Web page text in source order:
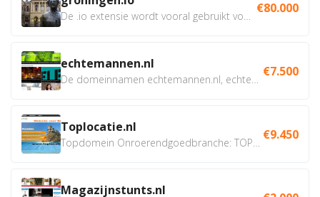
€80.000
echtemannen.nl €7.500
Toplocatie.nl €9.450
Magazijnstunts.nl